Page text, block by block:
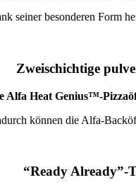
seiner besonderen Form
Zweischichtige
Alfa Heat Genius™-
können die Alfa-
“Ready Already”-